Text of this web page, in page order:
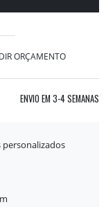
ORÇAMENTO
ENVIO EM 3-4 SEMANAS
personalizados